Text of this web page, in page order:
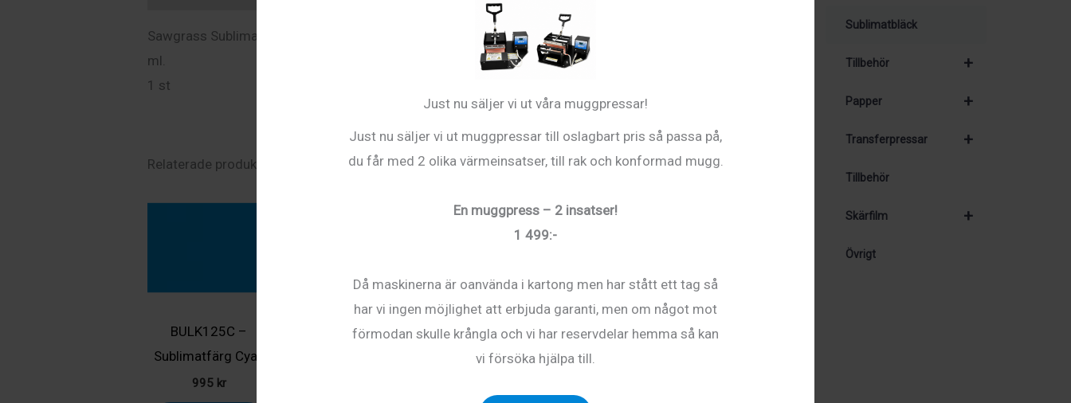
Just nu säljer vi ut våra muggpressar!
Just nu säljer vi ut muggpressar till oslagbart pris så passa på,
du får med 2 olika värmeinsatser, till rak och konformad mugg.
En muggpress – 2 insatser!
1 499:-
Då maskinerna är oanvända i kartong men har stått ett tag så
har vi ingen möjlighet att erbjuda garanti, men om något mot
förmodan skulle krångla och vi har reservdelar hemma så kan
vi försöka hjälpa till.
Sawgrass Sublimatfärg i geléform, används i GXe3300N,GXe3350Nsamt
ml.
1 st
Relaterade produkter
BULK125C –
Sublimatfärg Cyan
995 kr
GXe3300WASTE –
SG800-Cyan
SubliJet HD 800
Sublimatbläck
+
Tillbehör
+
Papper
+
Transferpressar
Tillbehör
+
Skärfilm
Övrigt